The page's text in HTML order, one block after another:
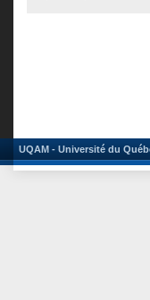
UQAM - Université du